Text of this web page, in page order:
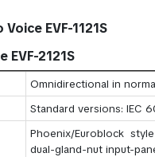
EVF-1121S
EVF-2121S
Omnidirectional in
Standard versions: IEC
Phoenix/Euroblock
dual-gland-nut input-